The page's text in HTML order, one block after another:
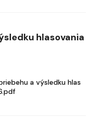
hlasovania
a výsledku hlas